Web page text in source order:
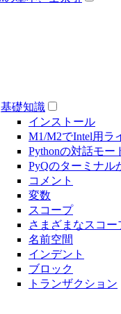
基礎知識
インストール
M1/M2でIntel用ラ
Pythonの対話モー
PyQのターミナル
コメント
変数
スコープ
さまざまなスコ
名前空間
インデント
ブロック
トランザクション